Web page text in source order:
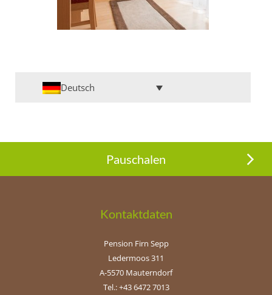
Deutsch
Pauschalen
Kontaktdaten
Pension Firn Sepp
Ledermoos 311
A-5570 Mauterndorf
Tel.: +43 6472 7013